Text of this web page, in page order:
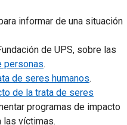
informar de una situación
de UPS, sobre las
personas.
de seres humanos.
de la trata de seres
programas de impacto
las víctimas.